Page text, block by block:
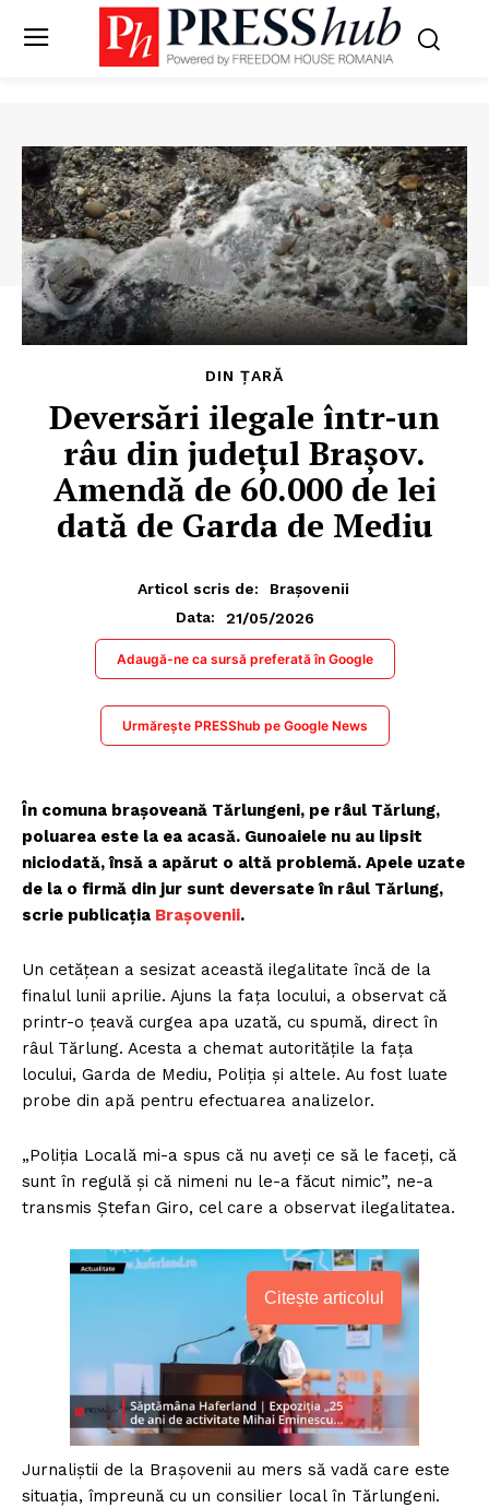
DIN ȚARĂ
Deversări ilegale într-un
râu din județul Brașov.
Amendă de 60.000 de lei
dată de Garda de Mediu
Articol scris de:
Brașovenii
Data:
21/05/2026
Adaugă-ne ca sursă preferată în Google
Urmărește PRESShub pe Google News
În comuna brașoveană Tărlungeni, pe râul Tărlung,
poluarea este la ea acasă. Gunoaiele nu au lipsit
niciodată, însă a apărut o altă problemă. Apele uzate
de la o firmă din jur sunt deversate în râul Tărlung,
scrie publicația Brașovenii.
Un cetățean a sesizat această ilegalitate încă de la
finalul lunii aprilie. Ajuns la fața locului, a observat că
printr-o țeavă curgea apa uzată, cu spumă, direct în
râul Tărlung. Acesta a chemat autoritățile la fața
locului, Garda de Mediu, Poliția și altele. Au fost luate
probe din apă pentru efectuarea analizelor.
„Poliția Locală mi-a spus că nu aveți ce să le faceți, că
sunt în regulă și că nimeni nu le-a făcut nimic”, ne-a
transmis Ștefan Giro, cel care a observat ilegalitatea.
Citește articolul
Jurnaliștii de la Brașovenii au mers să vadă care este
situația, împreună cu un consilier local în Tărlungeni.